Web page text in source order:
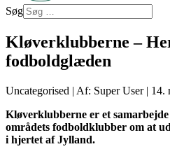
Søg
Kløverklubberne –
fodboldglæden
Uncategorised | Af: Super User | 14.
Kløverklubberne er et
områdets fodboldklubber om at
i hjertet af Jylland.